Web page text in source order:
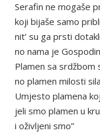
Serafin ne mogaše
koji bijaše samo
nit’ su ga prsti
no nama je
Plamen sa srdžbom
no plamen milosti
Umjesto plamena
jeli smo plamen u
i oživljeni smo”